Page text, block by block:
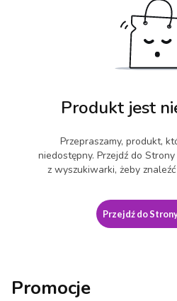
Produkt jest
Przepraszamy, produkt,
niedostępny. Przejdź do
z wyszukiwarki, żeby
Przejdź do
Promocje